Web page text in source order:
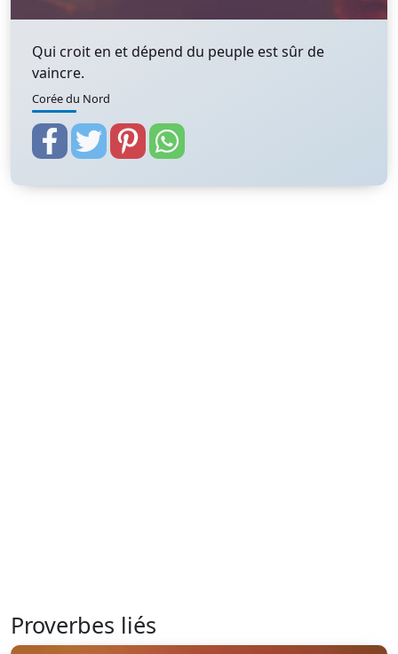
Qui croit en et dépend du peuple est sûr de
vaincre.
Corée du Nord
Proverbes liés